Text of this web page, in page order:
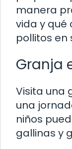
manera
vida y qué
pollitos en
Granja
Visita una
una
niños
gallinas y